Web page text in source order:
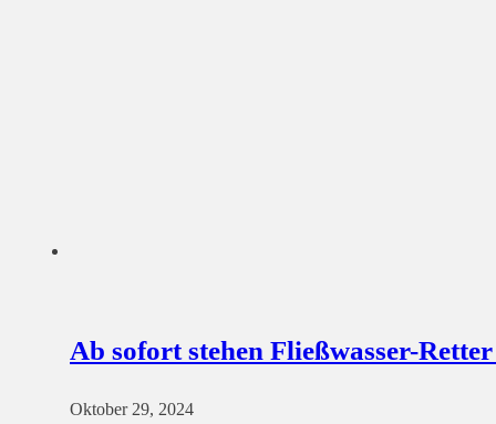
Ab sofort stehen Fließwasser-
Oktober 29, 2024